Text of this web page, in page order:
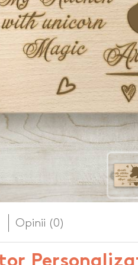
Dop
de vin
Dozatoare de
personalizate
Genti de plaja
Genti sport
Ghiozdane
Halbe de bere
Huse
Opinii (0)